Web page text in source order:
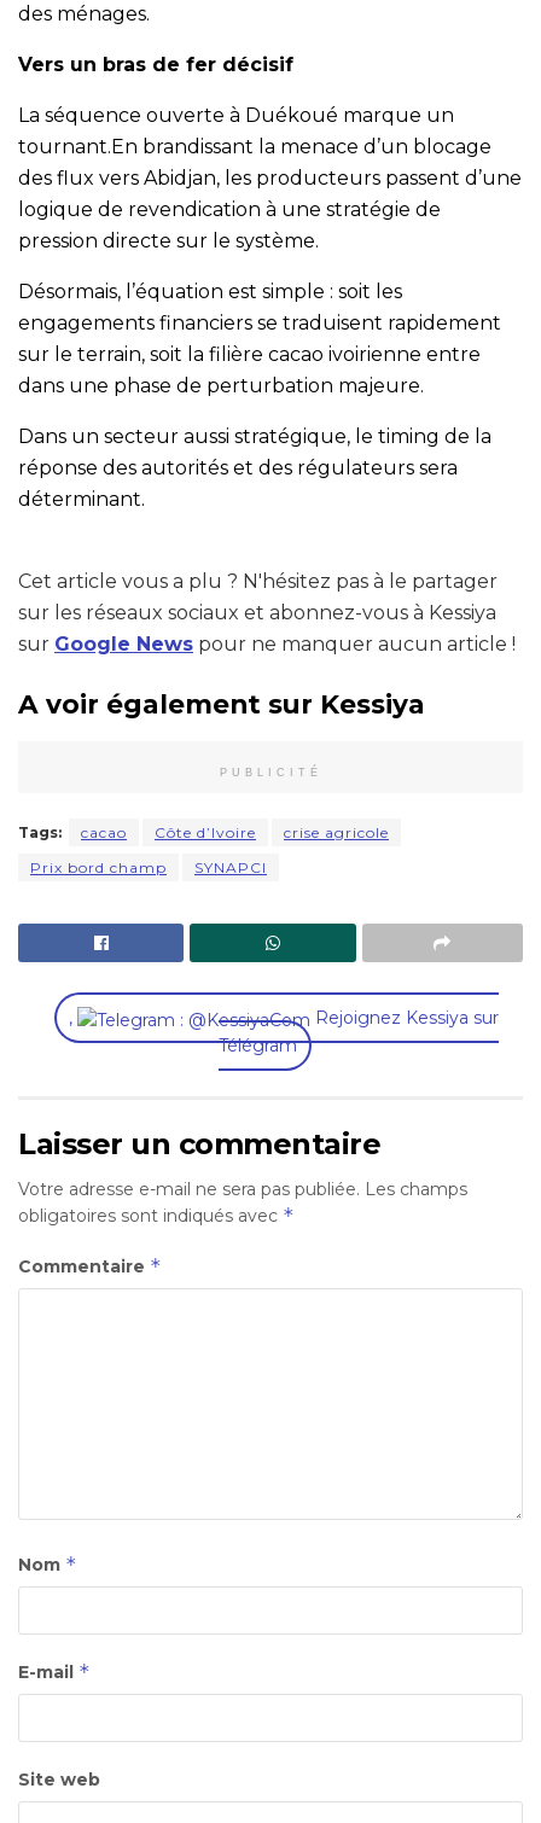
des ménages.
Vers un bras de fer décisif
La séquence ouverte à Duékoué marque un
tournant.En brandissant la menace d’un blocage
des flux vers Abidjan, les producteurs passent d’une
logique de revendication à une stratégie de
pression directe sur le système.
Désormais, l’équation est simple : soit les
engagements financiers se traduisent rapidement
sur le terrain, soit la filière cacao ivoirienne entre
dans une phase de perturbation majeure.
Dans un secteur aussi stratégique, le timing de la
réponse des autorités et des régulateurs sera
déterminant.
Cet article vous a plu ? N'hésitez pas à le partager
sur les réseaux sociaux et abonnez-vous à Kessiya
sur Google News pour ne manquer aucun article !
A voir également sur Kessiya
PUBLICITÉ
Tags: cacao Côte d’Ivoire
crise agricole
Prix bord champ
SYNAPCI
,
Rejoignez Kessiya sur
Télégram
Laisser un commentaire
Votre adresse e-mail ne sera pas publiée. Les champs
obligatoires sont indiqués avec *
Commentaire *
Nom *
E-mail *
Site web